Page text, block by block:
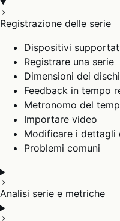
Registrazione delle serie
Dispositivi
Registrare una serie
Dimensioni dei
Feedback in tempo
Metronomo del
Importare video
Modificare i dettagli
Problemi comuni
Analisi serie e metriche